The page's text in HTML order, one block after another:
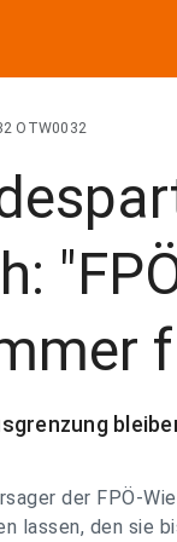
OTW0032
der FPÖ-
lassen, den sie